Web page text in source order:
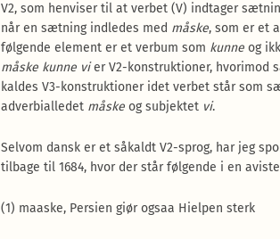
V2, som henviser til at verbet (V) indtager
når en sætning indledes med måske, som er et
følgende element er et verbum som kunne og
måske kunne vier V2-konstruktioner, hvorimod
kaldes V3-konstruktioner idet verbet står som
adverbialledet måske og subjektet vi.
Selvom dansk er et såkaldt V2-sprog, har jeg
tilbage til 1684, hvor der står følgende i en
(1) maaske, Persien giør ogsaa Hielpen sterk